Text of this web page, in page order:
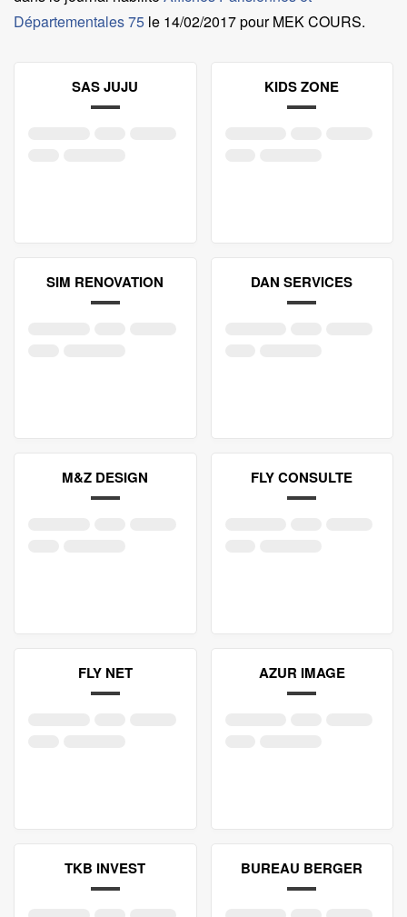
Départementales 75 le 14/02/2017 pour MEK COURS.
SAS JUJU KIDS ZONE
SIM RENOVATION DAN SERVICES
M&Z DESIGN FLY CONSULTE
FLY NET AZUR IMAGE
TKB INVEST BUREAU BERGER